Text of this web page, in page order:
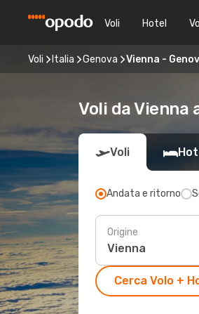
Voli Hotel
Voli Italia Genova Vienna -
Voli da Vienna
Voli
Andata e ritorno
Origine
Cerca Volo +